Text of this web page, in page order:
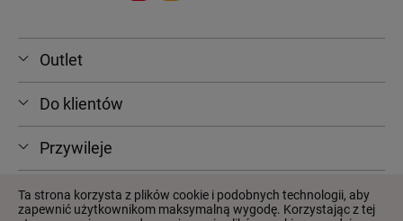
Outlet
Do klientów
Przywileje
Ta strona korzysta z plików cookie i podobnych technologii, aby
zapewnić użytkownikom maksymalną wygodę. Korzystając z tej